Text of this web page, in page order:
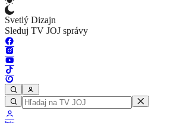
Svetlý Dizajn
Sleduj TV JOJ správy